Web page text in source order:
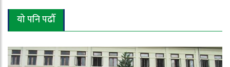
यो पनि पढौँ